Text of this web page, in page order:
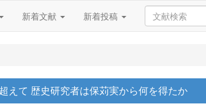
新着文献 新着投稿
えて 歴史研究者は保苅実から何を得たか